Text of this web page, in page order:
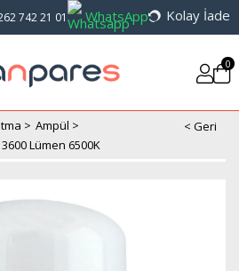
742 21 01 WhatsApp Kolay İade
0
> Ampül >
Lümen 6500K